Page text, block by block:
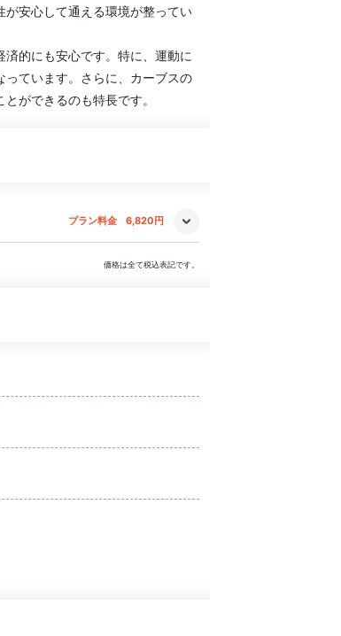
安心して通える環境が整ってい
的にも安心です。特に、運動に
ています。さらに、カーブスの
ができるのも特長です。
プラン料金 6,820円
価格は全て税込表記です。